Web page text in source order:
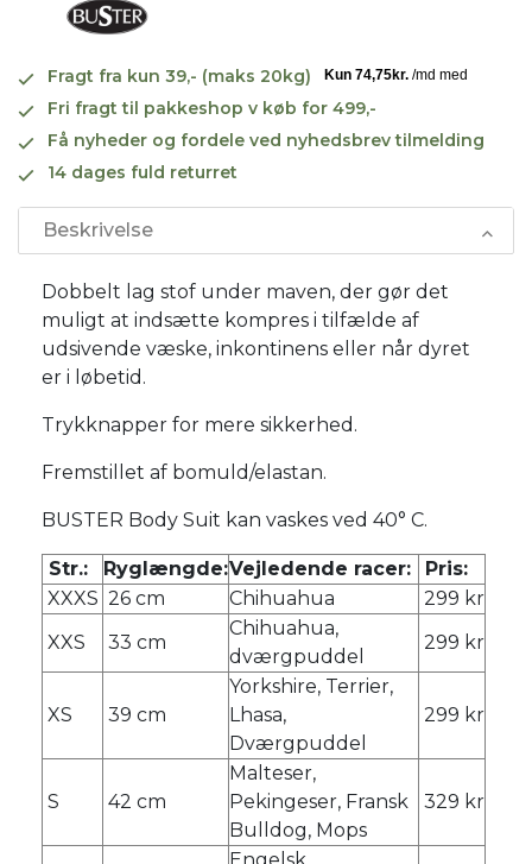
Fragt fra kun 39,- (maks 20kg)
Fri fragt til pakkeshop v køb for 499,-
Få nyheder og fordele ved nyhedsbrev tilmelding
14 dages fuld returret
Beskrivelse
Dobbelt lag stof under maven, der gør det
muligt at indsætte kompres i tilfælde af
udsivende væske, inkontinens eller når dyret
er i løbetid.
Trykknapper for mere sikkerhed.
Fremstillet af bomuld/elastan.
BUSTER Body Suit kan vaskes ved 40° C.
Str.: Ryglængde:Vejledende racer:
Pris:
XXXS 26 cm Chihuahua
299 kr
XXS
33 cm
Chihuahua,
dværgpuddel
299 kr
XS 39 cm
Yorkshire, Terrier,
Lhasa,
Dværgpuddel
299 kr
S 42 cm
Malteser,
Pekingeser, Fransk
Bulldog, Mops
329 kr